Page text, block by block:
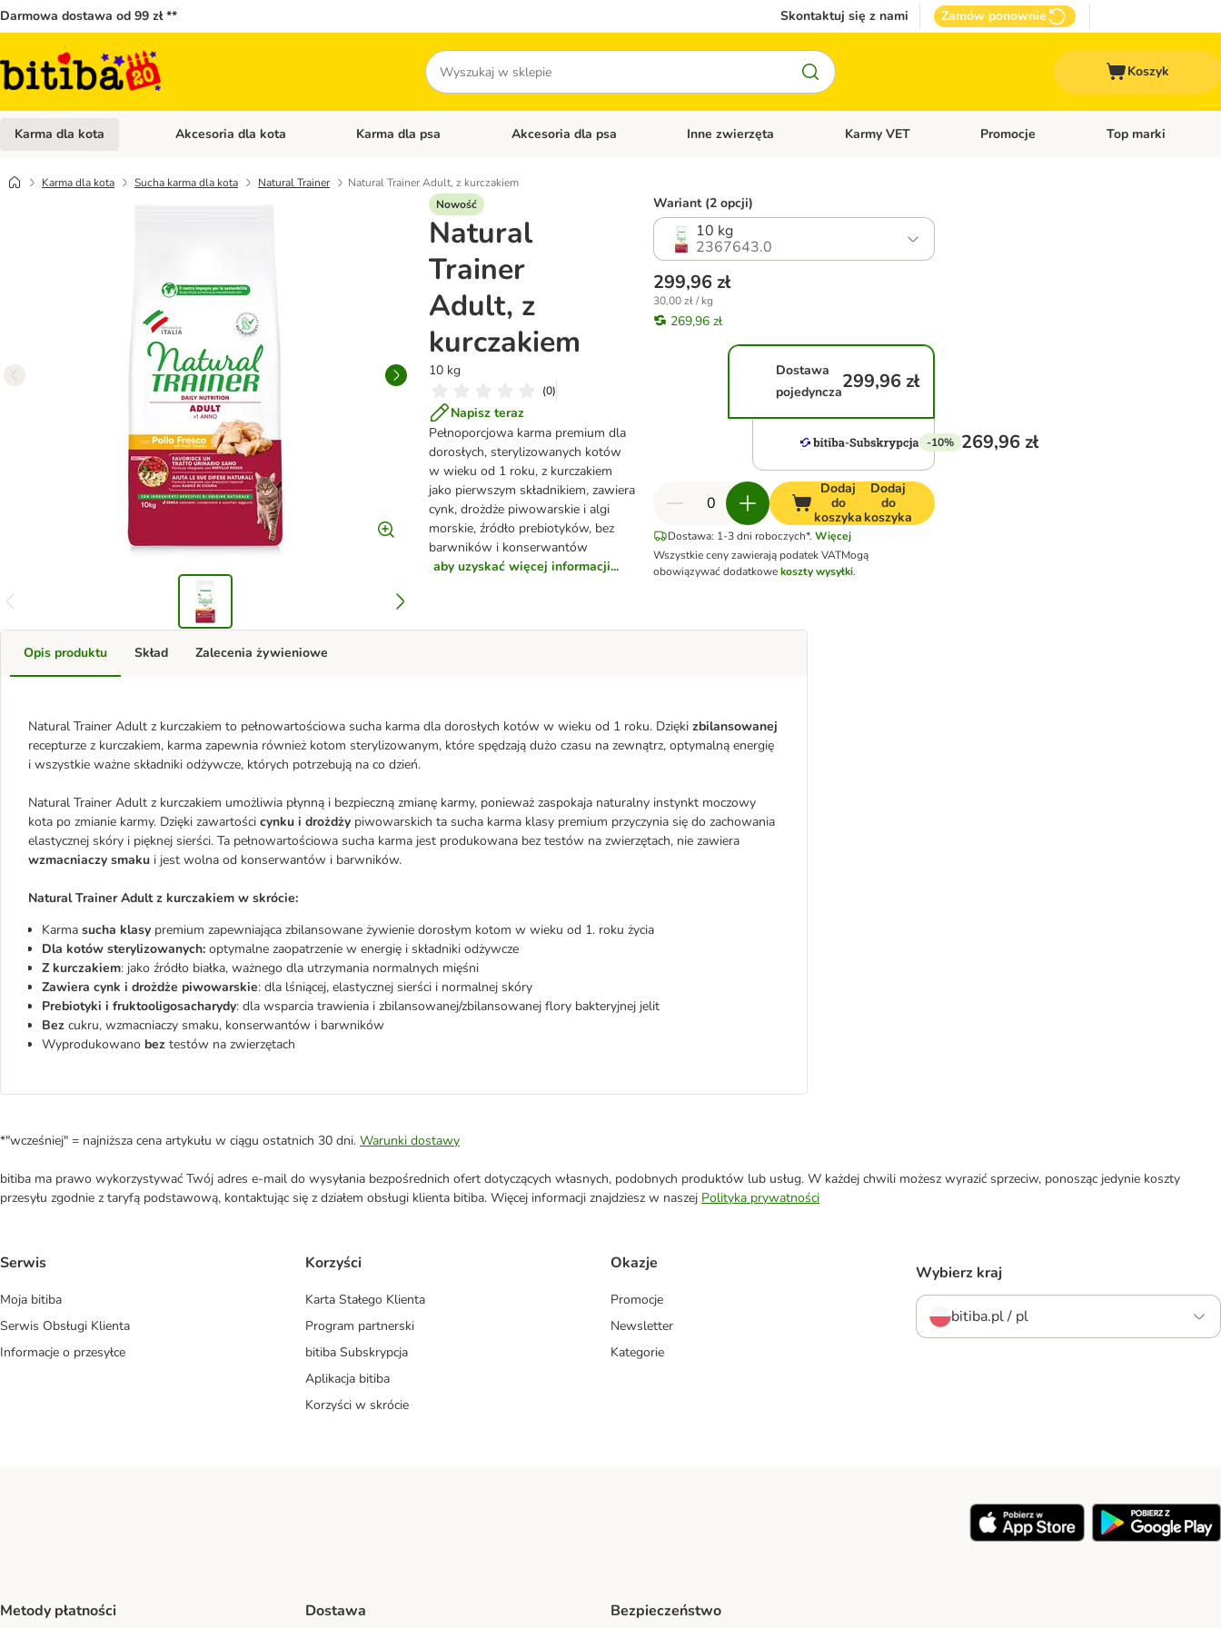
Darmowa dostawa od 99 zł ** Skontaktuj się z nami Zamów ponownie
Szukaj
Koszyk
Karma dla kota Otwórz menu kategorii: Karma dla kota
Akcesoria dla kota Otwórz menu kategorii: Akcesoria dla kota
Karma dla psa Otwórz menu kategorii: Karma dla psa
Akcesoria dla psa Otwórz menu kategorii: Akcesoria dla psa
Inne zwierzęta Otwórz menu kategorii: Inne zwierzęta
Karmy VET Otwórz menu kategorii: Karmy VET
Promocje Otwórz menu
Top marki
Karma dla kota Sucha karma dla kota Natural Trainer
Natural Trainer Adult, z kurczakiem
Nowość
Natural
Trainer
Adult, z
kurczakiem
10 kg
(0)
Napisz teraz
Pełnoporcjowa karma premium dla
dorosłych, sterylizowanych kotów
w wieku od 1 roku, z kurczakiem
jako pierwszym składnikiem, zawiera
cynk, drożdże piwowarskie i algi
morskie, źródło prebiotyków, bez
barwników i konserwantów
aby uzyskać więcej informacji...
Wariant (2 opcji)
10 kg
2367643.0
299,96 zł
30,00 zł / kg
269,96 zł
Dostawa
pojedyncza299,96 zł
-10% 269,96 zł
Dodaj
do
koszyka
Dodaj
do
koszyka
Dostawa: 1-3 dni roboczych*. Więcej
Wszystkie ceny zawierają podatek VATMogą
obowiązywać dodatkowekoszty wysyłki.
Opis produktu
Natural Trainer Adult z kurczakiem to pełnowartościowa sucha karma dla dorosłych kotów w wieku od 1 roku. Dzięki zbilansowanej
recepturze z kurczakiem, karma zapewnia również kotom sterylizowanym, które spędzają dużo czasu na zewnątrz, optymalną energię
i wszystkie ważne składniki odżywcze, których potrzebują na co dzień.
Natural Trainer Adult z kurczakiem umożliwia płynną i bezpieczną zmianę karmy, ponieważ zaspokaja naturalny instynkt moczowy
kota po zmianie karmy. Dzięki zawartości cynku i drożdży piwowarskich ta sucha karma klasy premium przyczynia się do zachowania
elastycznej skóry i pięknej sierści. Ta pełnowartościowa sucha karma jest produkowana bez testów na zwierzętach, nie zawiera
wzmacniaczy smaku i jest wolna od konserwantów i barwników.
Natural Trainer Adult z kurczakiem w skrócie:
Karma sucha klasy premium zapewniająca zbilansowane żywienie dorosłym kotom w wieku od 1. roku życia
Dla kotów sterylizowanych: optymalne zaopatrzenie w energię i składniki odżywcze
Z kurczakiem: jako źródło białka, ważnego dla utrzymania normalnych mięśni
Zawiera cynk i drożdże piwowarskie: dla lśniącej, elastycznej sierści i normalnej skóry
Prebiotyki i fruktooligosacharydy: dla wsparcia trawienia i zbilansowanej/zbilansowanej flory bakteryjnej jelit
Bez cukru, wzmacniaczy smaku, konserwantów i barwników
Wyprodukowano bez testów na zwierzętach
Skład Zalecenia żywieniowe
*"wcześniej" = najniższa cena artykułu w ciągu ostatnich 30 dni. Warunki dostawy
bitiba ma prawo wykorzystywać Twój adres e-mail do wysyłania bezpośrednich ofert dotyczących własnych, podobnych produktów lub usług. W każdej chwili możesz wyrazić sprzeciw, ponosząc jedynie koszty
przesyłu zgodnie z taryfą podstawową, kontaktując się z działem obsługi klienta bitiba. Więcej informacji znajdziesz w naszej Polityka prywatności
Serwis
Moja bitiba
Serwis Obsługi Klienta
Informacje o przesyłce
Korzyści
Karta Stałego Klienta
Program partnerski
bitiba Subskrypcja
Aplikacja bitiba
Korzyści w skrócie
Okazje
Promocje
Newsletter
Kategorie
Wybierz kraj
bitiba.pl / pl
Metody płatności Dostawa Bezpieczeństwo